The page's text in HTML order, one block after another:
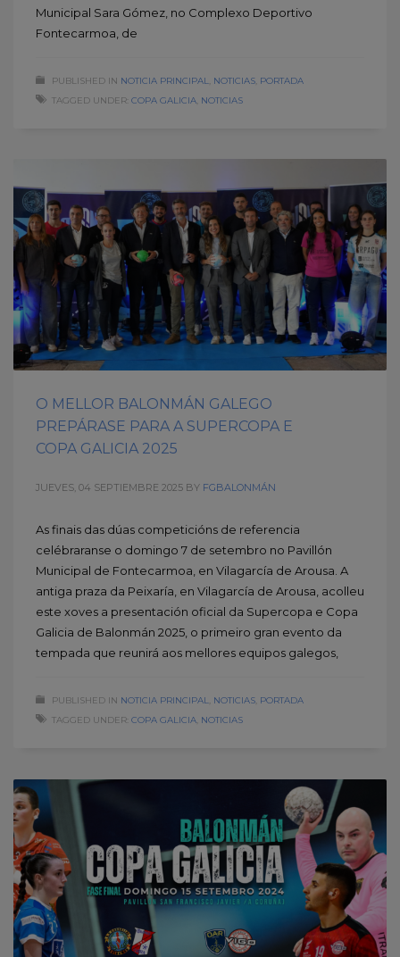
Municipal Sara Gómez, no Complexo Deportivo
Fontecarmoa, de
PUBLISHED IN NOTICIA PRINCIPAL NOTICIAS PORTADA
TAGGED UNDER: COPA GALICIA NOTICIAS
O MELLOR BALONMÁN GALEGO
PREPÁRASE PARA A SUPERCOPA E
COPA GALICIA 2025
JUEVES, 04 SEPTIEMBRE 2025 BY FGBALONMÁN
As finais das dúas competicións de referencia
celébraranse o domingo 7 de setembro no Pavillón
Municipal de Fontecarmoa, en Vilagarcía de Arousa. A
antiga praza da Peixaría, en Vilagarcía de Arousa, acolleu
este xoves a presentación oficial da Supercopa e Copa
Galicia de Balonmán 2025, o primeiro gran evento da
tempada que reunirá aos mellores equipos galegos,
PUBLISHED IN NOTICIA PRINCIPAL NOTICIAS PORTADA
TAGGED UNDER: COPA GALICIA NOTICIAS